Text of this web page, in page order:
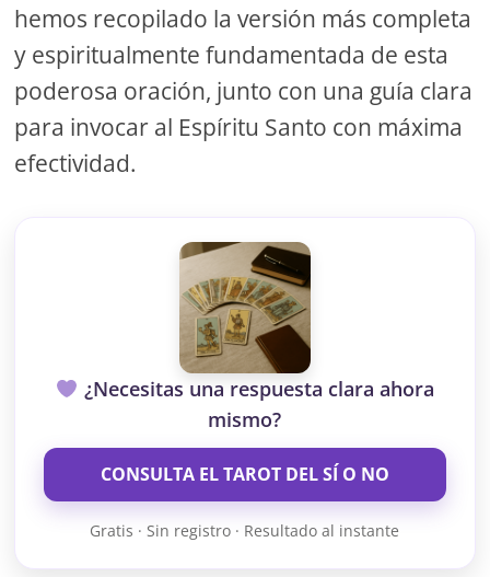
hemos recopilado la versión más completa
y espiritualmente fundamentada de esta
poderosa oración, junto con una guía clara
para invocar al Espíritu Santo con máxima
efectividad.
¿Necesitas una respuesta clara ahora
mismo?
CONSULTA EL TAROT DEL SÍ O NO
Gratis · Sin registro · Resultado al instante